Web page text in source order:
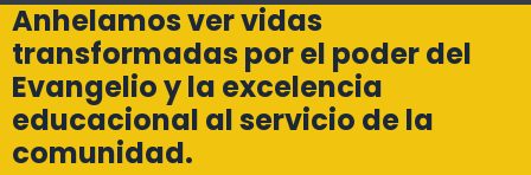
Anhelamos ver vidas
transformadas por el poder del
Evangelio y la excelencia
educacional al servicio de la
comunidad.